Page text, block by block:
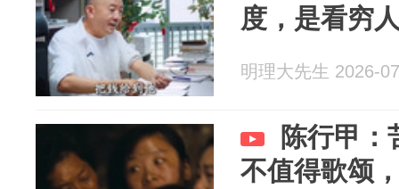
度，是看穷
明理大先生 2026-
陈行甲：
不值得歌颂